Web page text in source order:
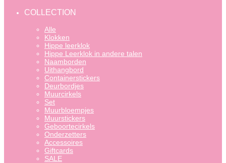
COLLECTION
Alle
Klokken
Hippe leerklok
Hippe Leerklok in andere talen
Naamborden
Uithangbord
Containerstickers
Deurbordjes
Muurcirkels
Set
Muurbloempjes
Muurstickers
Geboortecirkels
Onderzetters
Accessoires
Giftcards
SALE